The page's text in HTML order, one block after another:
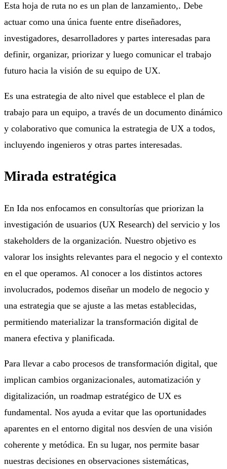
Esta hoja de ruta no es un plan de lanzamiento,. Debe
actuar como una única fuente entre diseñadores,
investigadores, desarrolladores y partes interesadas para
definir, organizar, priorizar y luego comunicar el trabajo
futuro hacia la visión de su equipo de UX.
Es una estrategia de alto nivel que establece el plan de
trabajo para un equipo, a través de un documento dinámico
y colaborativo que comunica la estrategia de UX a todos,
incluyendo ingenieros y otras partes interesadas.
Mirada estratégica
En Ida nos enfocamos en consultorías que priorizan la
investigación de usuarios (UX Research) del servicio y los
stakeholders de la organización. Nuestro objetivo es
valorar los insights relevantes para el negocio y el contexto
en el que operamos. Al conocer a los distintos actores
involucrados, podemos diseñar un modelo de negocio y
una estrategia que se ajuste a las metas establecidas,
permitiendo materializar la transformación digital de
manera efectiva y planificada.
Para llevar a cabo procesos de transformación digital, que
implican cambios organizacionales, automatización y
digitalización, un roadmap estratégico de UX es
fundamental. Nos ayuda a evitar que las oportunidades
aparentes en el entorno digital nos desvíen de una visión
coherente y metódica. En su lugar, nos permite basar
nuestras decisiones en observaciones sistemáticas,